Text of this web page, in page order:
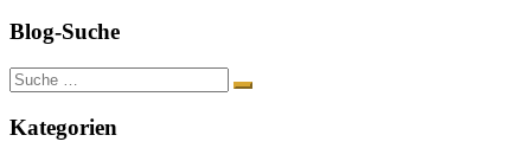
Blog-Suche
Suche
nach:
Kategorien